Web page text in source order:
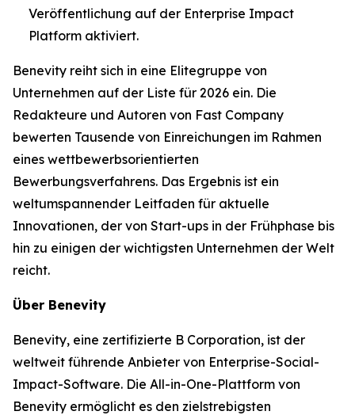
Veröffentlichung auf der Enterprise Impact
Platform aktiviert.
Benevity reiht sich in eine Elitegruppe von
Unternehmen auf der Liste für 2026 ein. Die
Redakteure und Autoren von Fast Company
bewerten Tausende von Einreichungen im Rahmen
eines wettbewerbsorientierten
Bewerbungsverfahrens. Das Ergebnis ist ein
weltumspannender Leitfaden für aktuelle
Innovationen, der von Start-ups in der Frühphase bis
hin zu einigen der wichtigsten Unternehmen der Welt
reicht.
Über Benevity
Benevity, eine zertifizierte B Corporation, ist der
weltweit führende Anbieter von Enterprise-Social-
Impact-Software. Die All-in-One-Plattform von
Benevity ermöglicht es den zielstrebigsten